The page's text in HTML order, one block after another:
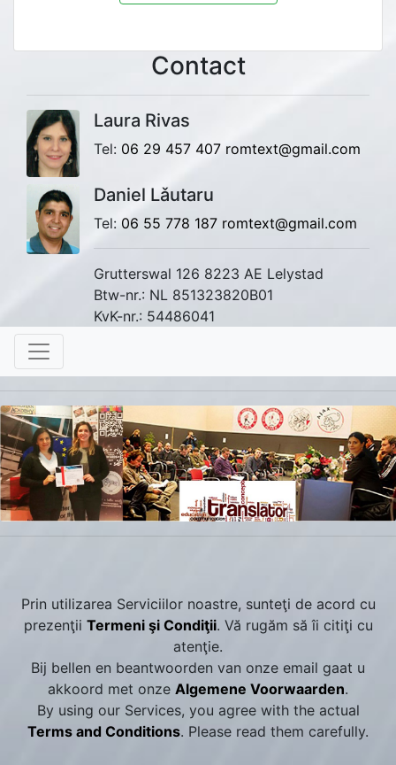
Contact
Laura Rivas
Tel: 06 29 457 407 romtext@gmail.com
Daniel Lǎutaru
Tel: 06 55 778 187 romtext@gmail.com
Grutterswal 126 8223 AE Lelystad
Btw-nr.: NL 851323820B01
KvK-nr.: 54486041
Prin utilizarea Serviciilor noastre, sunteţi de acord cu
prezenţii Termeni şi Condiţii. Vă rugăm să îi citiţi cu
atenţie.
Bij bellen en beantwoorden van onze email gaat u
akkoord met onze Algemene Voorwaarden.
By using our Services, you agree with the actual
Terms and Conditions. Please read them carefully.